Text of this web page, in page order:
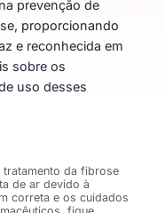
prevenção de
proporcionando
e reconhecida em
sobre os
uso desses
da fibrose
de ar devido à
correta e os cuidados